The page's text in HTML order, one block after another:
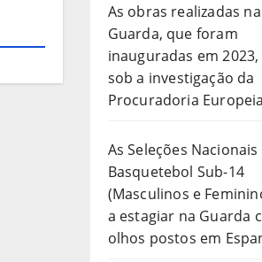
As obras realizadas na
Guarda, que foram
inauguradas em
sob a investigação da
Procuradoria Europeia
As Seleções Nacionais
Basquetebol Sub-14
(Masculinos e
a estagiar na Guarda
olhos postos em